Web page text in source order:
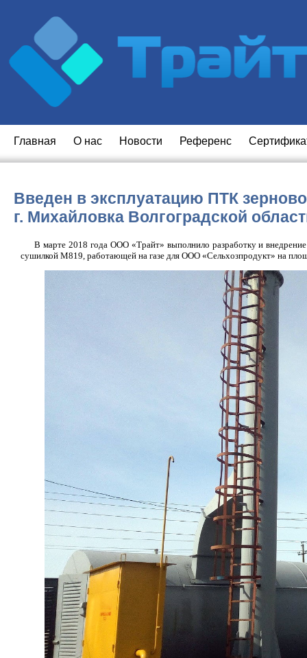
Главная O нас Новости Референс
Введен в эксплуатацию ПТК
г. Михайловка Волгоградской
В марте 2018 года ООО «Трайт» выполнило разработку и
сушилкой М819, работающей на газе для ООО «Сельхозпродукт» на